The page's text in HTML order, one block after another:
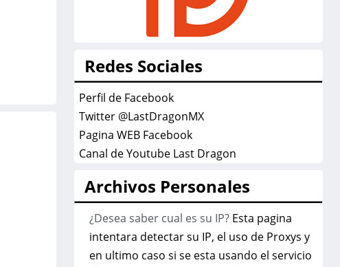
Redes Sociales
Perfil de Facebook
Twitter @LastDragonMX
Pagina WEB Facebook
Canal de Youtube Last Dragon
Archivos Personales
¿Desea saber cual es su IP?Esta pagina
intentara detectar su IP, el uso de Proxys y
en ultimo caso si se esta usando el servicio